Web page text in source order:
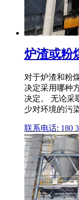
炉渣或粉
对于炉渣和粉
决定采用哪种
决定。 无论采
少对环境的污
联系电话: 180